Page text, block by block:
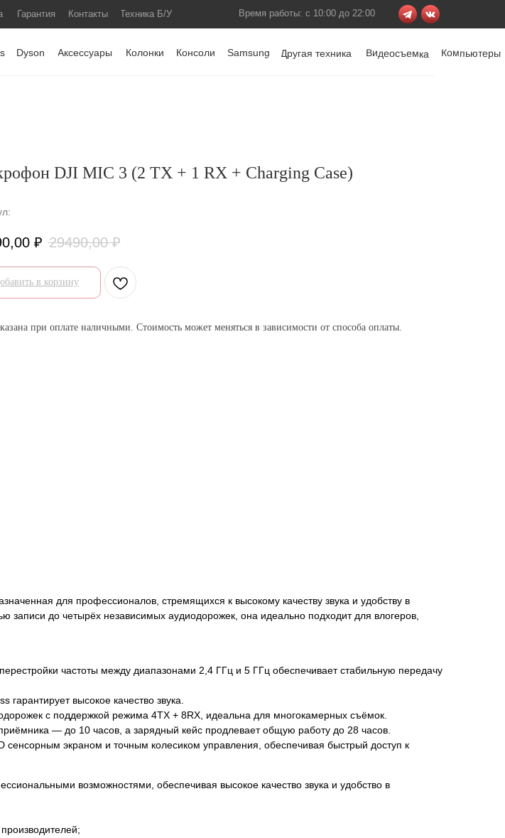
Время работы: с 10:00 до 22:00
Техника Б/У
Контакты
Гарантия
Компьютеры
Видеосъемка
Другая техника
Samsung
Консоли
Колонки
Аксессуары
Dyson
DJI MIC 3 (2 TX + 1 RX + Charging Case)
₽ 29490,00 ₽
в корзину
при оплате наличными. Стоимость может меняться в зависимости от способа оплаты.
для профессионалов, стремящихся к высокому качеству звука и удобству в
до четырёх независимых аудиодорожек, она идеально подходит для влогеров,
частоты между диапазонами 2,4 ГГц и 5 ГГц обеспечивает стабильную передачу
высокое качество звука.
с поддержкой режима 4TX + 8RX, идеальна для многокамерных съёмок.
— до 10 часов, а зарядный кейс продлевает общую работу до 28 часов.
экраном и точным колесиком управления, обеспечивая быстрый доступ к
возможностями, обеспечивая высокое качество звука и удобство в